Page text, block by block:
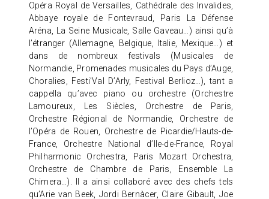
Opéra Royal de Versailles, Cathédrale des Invalides,
Abbaye royale de Fontevraud, Paris La Défense
Aréna, La Seine Musicale, Salle Gaveau…) ainsi qu’à
l’étranger (Allemagne, Belgique, Italie, Mexique…) et
dans de nombreux festivals (Musicales de
Normandie, Promenades musicales du Pays d’Auge,
Choralies, Festi’Val D’Arly, Festival Berlioz…), tant a
cappella qu’avec piano ou orchestre (Orchestre
Lamoureux, Les Siècles, Orchestre de Paris,
Orchestre Régional de Normandie, Orchestre de
l’Opéra de Rouen, Orchestre de Picardie/Hauts-de-
France, Orchestre National d’Ile-de-France, Royal
Philharmonic Orchestra, Paris Mozart Orchestra,
Orchestre de Chambre de Paris, Ensemble La
Chimera…).
Il a ainsi collaboré avec des chefs tels
qu’Arie van Beek, Jordi Bernàcer, Claire Gibault, Joe